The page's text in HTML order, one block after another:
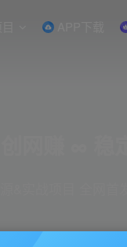
APP下载